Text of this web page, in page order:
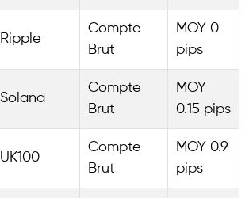
Ripple
Compte
Brut
MOY 0
pips
Solana
Compte
Brut
MOY
0.15 pips
UK100
Compte
Brut
MOY 0.9
pips